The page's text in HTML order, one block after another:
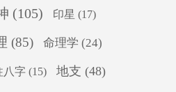
(105) 印星 (17)
(85) 命理学 (24)
八字 (15) 地支 (48)